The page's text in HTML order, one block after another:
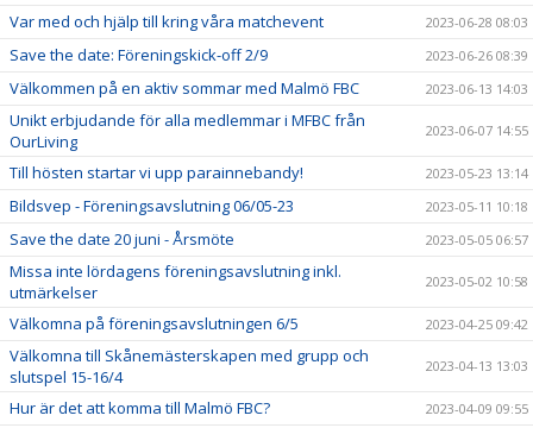
Var med och hjälp till kring våra matchevent 2023-06-28 08:03
Save the date: Föreningskick-off 2/9 2023-06-26 08:39
Välkommen på en aktiv sommar med Malmö FBC 2023-06-13 14:03
Unikt erbjudande för alla medlemmar i MFBC från
OurLiving
2023-06-07 14:55
Till hösten startar vi upp parainnebandy! 2023-05-23 13:14
Bildsvep - Föreningsavslutning 06/05-23 2023-05-11 10:18
Save the date 20 juni - Årsmöte 2023-05-05 06:57
Missa inte lördagens föreningsavslutning inkl.
utmärkelser
2023-05-02 10:58
Välkomna på föreningsavslutningen 6/5 2023-04-25 09:42
Välkomna till Skånemästerskapen med grupp och
slutspel 15-16/4
2023-04-13 13:03
Hur är det att komma till Malmö FBC? 2023-04-09 09:55